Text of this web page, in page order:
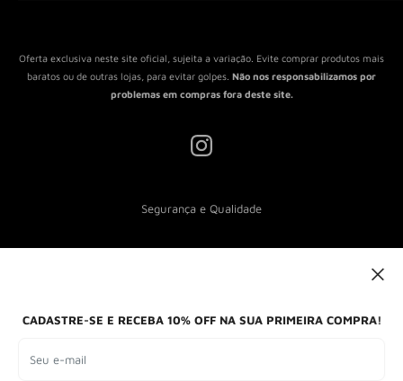
CADASTRE-SE E RECEBA 10% OFF NA SUA PRIMEIRA COMPRA!
Seu e-mail
Termos de Serviço
Oferta exclusiva neste site oficial, sujeita a variação. Evite comprar produtos mais
baratos ou de outras lojas, para evitar golpes. Não nos responsabilizamos por
problemas em compras fora deste site.
Segurança e Qualidade